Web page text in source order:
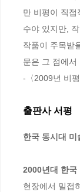
만 비평이 직
수야 있지만,
작품이 주목받
문은 그 점에
-〈2009년 비
출판사 서평
한국 동시대
2000년대 한국
현장에서 밀접